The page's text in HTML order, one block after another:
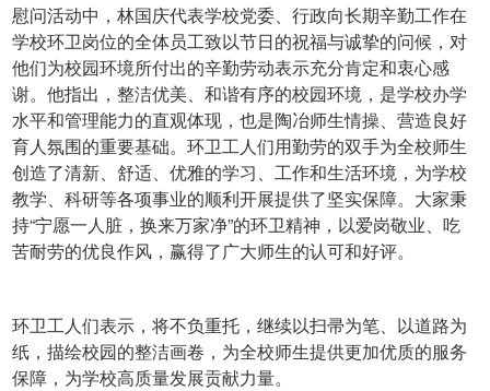
慰问活动中，林国庆代表学校党委、行政向长期辛勤工作在
学校环卫岗位的全体员工致以节日的祝福与诚挚的问候，对
他们为校园环境所付出的辛勤劳动表示充分肯定和衷心感
谢。他指出，整洁优美、和谐有序的校园环境，是学校办学
水平和管理能力的直观体现，也是陶冶师生情操、营造良好
育人氛围的重要基础。环卫工人们用勤劳的双手为全校师生
创造了清新、舒适、优雅的学习、工作和生活环境，为学校
教学、科研等各项事业的顺利开展提供了坚实保障。大家秉
持“宁愿一人脏，换来万家净”的环卫精神，以爱岗敬业、吃
苦耐劳的优良作风，赢得了广大师生的认可和好评。
环卫工人们表示，将不负重托，继续以扫帚为笔、以道路为
纸，描绘校园的整洁画卷，为全校师生提供更加优质的服务
保障，为学校高质量发展贡献力量。